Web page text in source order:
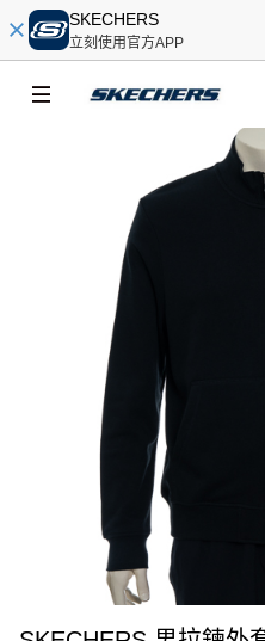
SKECHERS
立刻使用官方APP